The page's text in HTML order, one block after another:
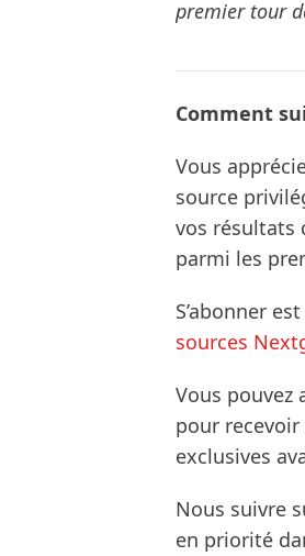
premier tour
Comment
Vous
source
vos résultats
parmi les
S’abonner
sources
Vous pouvez
pour
exclusives
Nous suivre
en priorité